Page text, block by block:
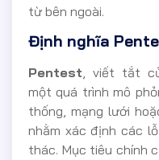
từ bên ngoài.
Định nghĩa
Pentest, viết tắt
một quá trình mô
thống, mạng lưới
nhằm xác định các
thác. Mục tiêu chính